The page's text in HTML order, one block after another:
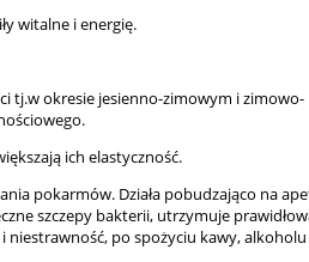
witalne i energię.
tj.w okresie jesienno-zimowym i zimowo-
ich elastyczność.
pokarmów. Działa pobudzająco na
szczepy bakterii, utrzymuje
po spożyciu kawy,